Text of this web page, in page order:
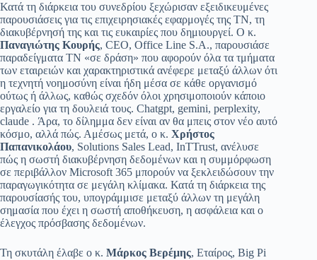
Κατά τη διάρκεια του συνεδρίου ξεχώρισαν εξειδικευμένες
παρουσιάσεις για τις επιχειρησιακές εφαρμογές της ΤΝ, τη
διακυβέρνησή της και τις ευκαιρίες που δημιουργεί. Ο κ.
Παναγιώτης Κουρής, CEO, Office Line S.A., παρουσιάσε
παραδείγματα ΤΝ «σε δράση» που αφορούν όλα τα τμήματα
των εταιρειών και χαρακτηριστικά ανέφερε μεταξύ άλλων ότι
η τεχνητή νοημοσύνη είναι ήδη μέσα σε κάθε οργανισμό
ούτως ή άλλως, καθώς σχεδόν όλοι χρησιμοποιούν κάποιο
εργαλείο για τη δουλειά τους. Chatgpt, gemini, perplexity,
claude . Άρα, το δίλημμα δεν είναι αν θα μπεις στον νέο αυτό
κόσμο, αλλά πώς. Αμέσως μετά, ο κ. Χρήστος
Παπανικολάου, Solutions Sales Lead, InTTrust, ανέλυσε
πώς η σωστή διακυβέρνηση δεδομένων και η συμμόρφωση
σε περιβάλλον Microsoft 365 μπορούν να ξεκλειδώσουν την
παραγωγικότητα σε μεγάλη κλίμακα. Κατά τη διάρκεια της
παρουσίασής του, υπογράμμισε μεταξύ άλλων τη μεγάλη
σημασία που έχει η σωστή αποθήκευση, η ασφάλεια και ο
έλεγχος πρόσβασης δεδομένων.
Τη σκυτάλη έλαβε ο κ. Μάρκος Βερέμης, Εταίρος, Big Pi